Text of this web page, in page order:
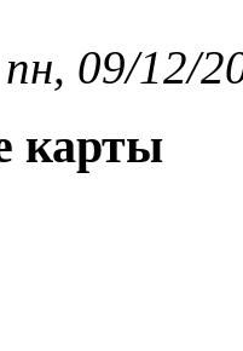
пн, 09/12/
карты